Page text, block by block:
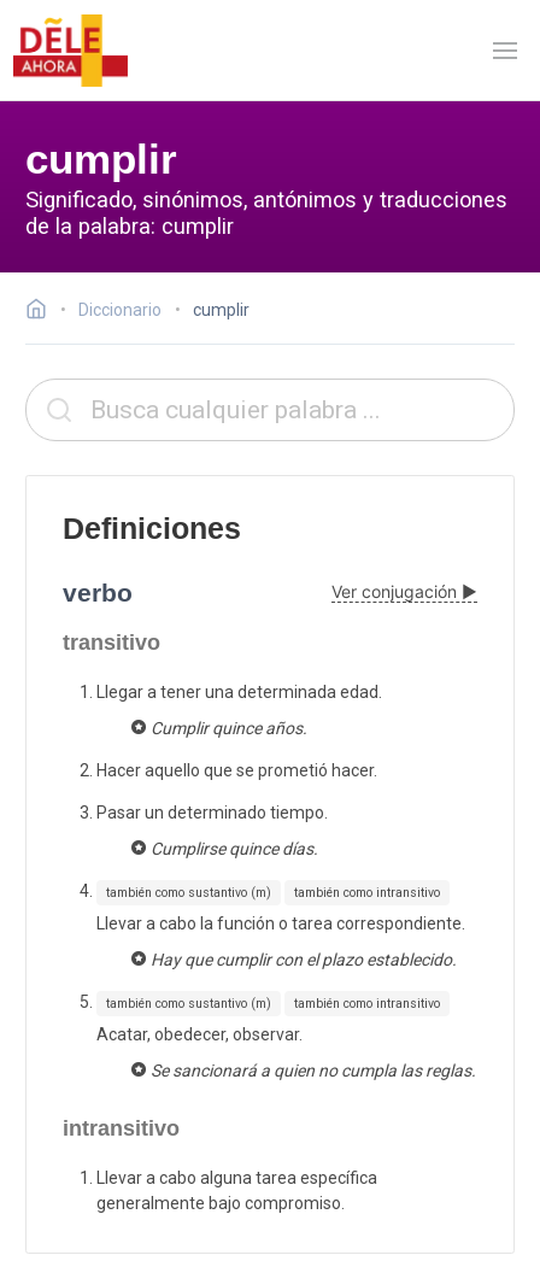
cumplir
Significado, sinónimos, antónimos y traducciones
de la palabra: cumplir
Diccionario cumplir
Definiciones
verbo Ver conjugación ▶
transitivo
Llegar a tener una determinada edad.
Cumplir quince años.
Hacer aquello que se prometió hacer.
Pasar un determinado tiempo.
Cumplirse quince días.
también como sustantivo (m) también como intransitivo
Llevar a cabo la función o tarea correspondiente.
Hay que cumplir con el plazo establecido.
también como sustantivo (m) también como intransitivo
Acatar, obedecer, observar.
Se sancionará a quien no cumpla las reglas.
intransitivo
Llevar a cabo alguna tarea específica
generalmente bajo compromiso.